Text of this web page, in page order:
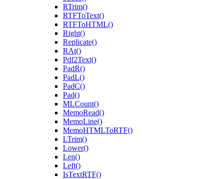
RTrim()
RTFToText()
RTFToHTML()
Right()
Replicate()
RAt()
Pdf2Text()
PadR()
PadL()
PadC()
Pad()
MLCount()
MemoRead()
MemoLine()
MemoHTMLToRTF()
LTrim()
Lower()
Len()
Left()
IsTextRTF()